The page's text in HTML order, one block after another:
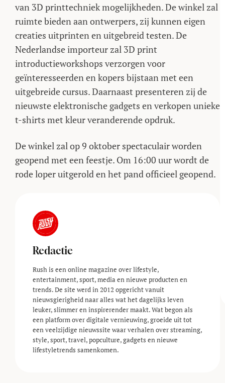
van 3D printtechniek mogelijkheden. De winkel zal
ruimte bieden aan ontwerpers, zij kunnen eigen
creaties uitprinten en uitgebreid testen. De
Nederlandse importeur zal 3D print
introductieworkshops verzorgen voor
geïnteresseerden en kopers bijstaan met een
uitgebreide cursus. Daarnaast presenteren zij de
nieuwste elektronische gadgets en verkopen unieke
t-shirts met kleur veranderende opdruk.
De winkel zal op 9 oktober spectaculair worden
geopend met een feestje. Om 16:00 uur wordt de
rode loper uitgerold en het pand officieel geopend.
Redactie
Rush is een online magazine over lifestyle,
entertainment, sport, media en nieuwe producten en
trends. De site werd in 2012 opgericht vanuit
nieuwsgierigheid naar alles wat het dagelijks leven
leuker, slimmer en inspirerender maakt. Wat begon als
een platform over digitale vernieuwing, groeide uit tot
een veelzijdige nieuwssite waar verhalen over streaming,
style, sport, travel, popculture, gadgets en nieuwe
lifestyle­trends samenkomen.